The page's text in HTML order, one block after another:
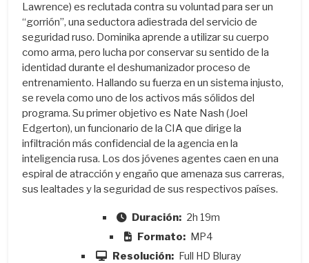
Lawrence) es reclutada contra su voluntad para ser un
“gorrión”, una seductora adiestrada del servicio de
seguridad ruso. Dominika aprende a utilizar su cuerpo
como arma, pero lucha por conservar su sentido de la
identidad durante el deshumanizador proceso de
entrenamiento. Hallando su fuerza en un sistema injusto,
se revela como uno de los activos más sólidos del
programa. Su primer objetivo es Nate Nash (Joel
Edgerton), un funcionario de la CIA que dirige la
infiltración más confidencial de la agencia en la
inteligencia rusa. Los dos jóvenes agentes caen en una
espiral de atracción y engaño que amenaza sus carreras,
sus lealtades y la seguridad de sus respectivos países.
Duración: 2h 19m
Formato: MP4
Resolución: Full HD Bluray